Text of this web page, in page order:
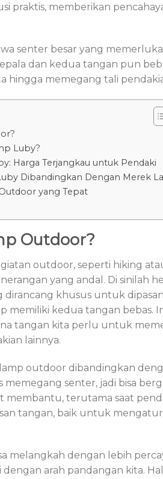
praktis, memberikan
senter besar yang
dan kedua tangan pun
hingga memegang tali
Luby?
Harga Terjangkau untuk Pendaki
Dibandingkan Dengan Merek
yang Tepat
Outdoor?
outdoor, seperti hiking
yang andal. Di sinilah
dirancang khusus untuk
kedua tangan bebas.
tangan kita perlu untuk
lainnya.
outdoor dibandingkan
memegang senter, jadi bisa
membantu, terutama saat
tangan, baik untuk
melangkah dengan lebih
dengan arah pandangan kita.